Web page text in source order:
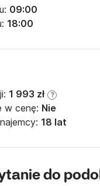
09:00
18:00
1 993 zł ?
w cenę: Nie
18 lat
do